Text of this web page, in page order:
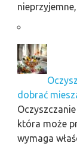
dobrać
która może
wymaga